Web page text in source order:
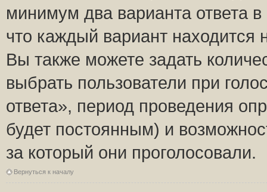
минимум два варианта ответа
что каждый вариант находится
Вы также можете задать
выбрать пользователи при
ответа», период проведения
будет постоянным) и
за который они проголосовали.
Вернуться к началу